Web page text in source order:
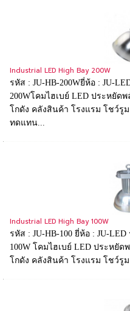
Industrial LED High Bay 200W
รหัส : JU-HB-200Wยี่ห้อ : JU-
200Wโคมไฮเบย์ LED ประหยัด
โกดัง คลังสินค้า โรงแรม โชว์รู
ทดแทน...
Industrial LED High Bay 100W
รหัส : JU-HB-100 ยี่ห้อ : JU-
100W โคมไฮเบย์ LED ประหยัด
โกดัง คลังสินค้า โรงแรม โชว์รู